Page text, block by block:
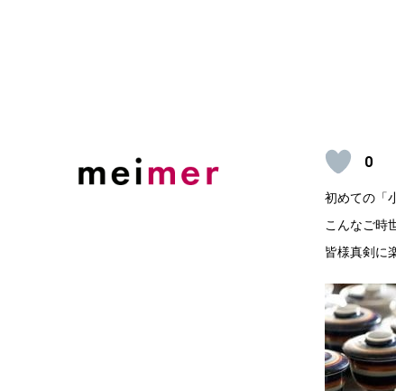
0
初めての「
こんなご時
皆様真剣に